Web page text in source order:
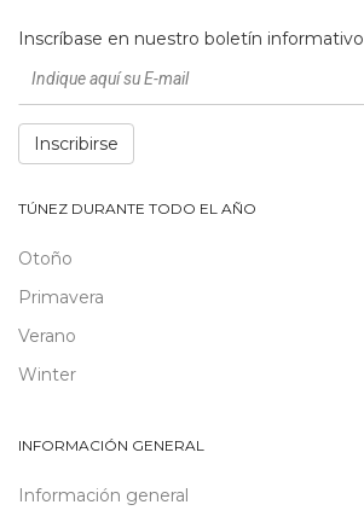
Inscríbase en nuestro boletín informativo
Inscribirse
TÚNEZ DURANTE TODO EL AÑO
Otoño
Primavera
Verano
Winter
INFORMACIÓN GENERAL
Información general